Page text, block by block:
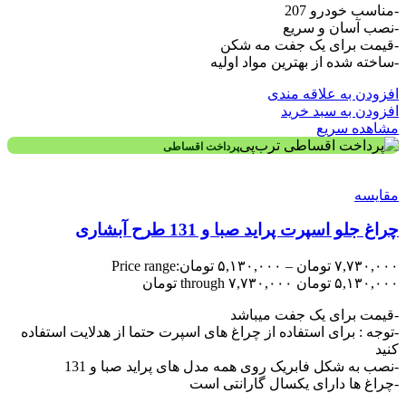
-مناسب خودرو 207
-نصب آسان و سریع
-قیمت برای یک جفت مه شکن
-ساخته شده از بهترین مواد اولیه
افزودن به علاقه مندی
افزودن به سبد خرید
مشاهده سریع
پرداخت اقساطی
مقایسه
چراغ جلو اسپرت پراید صبا و 131 طرح آبشاری
۷,۷۳۰,۰۰۰ تومان – ۵,۱۳۰,۰۰۰ تومانPrice range:
۵,۱۳۰,۰۰۰ تومان through ۷,۷۳۰,۰۰۰ تومان
-قیمت برای یک جفت میباشد
-توجه : برای استفاده از چراغ های اسپرت حتما از هدلایت استفاده
کنید
-نصب به شکل فابریک روی همه مدل های پراید صبا و 131
-چراغ ها دارای یکسال گارانتی است